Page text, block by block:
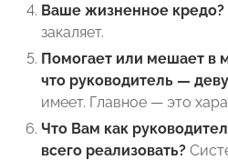
Ваше жизненное кредо?
закаляет.
Помогает или мешает в
что руководитель —
имеет. Главное — это
Что Вам как
всего реализовать?